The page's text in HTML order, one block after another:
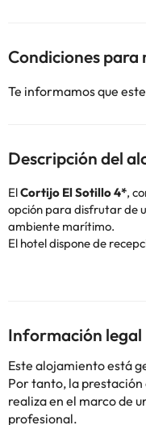
Condiciones para
Te informamos que
Descripción del
ElCortijo El Sotillo 4*,
opción para disfrutar de
ambiente marítimo.
El hotel dispone de
siempre que lo
confortable. Se
calefacción, televisión,
wifi gratuitos. El baño se
con ducha o bañera,
Completan las
invitan a la tranquilidad y
Información legal
Este alojamiento está
Por tanto, la
realiza en el marco de
profesional.